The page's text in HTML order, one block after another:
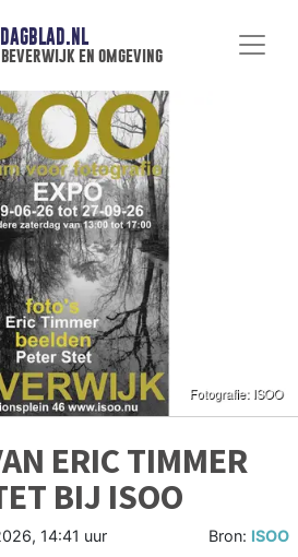
en omgeving
ERIC TIMMER
BIJ ISOO
14:41 uur Bron: ISOO